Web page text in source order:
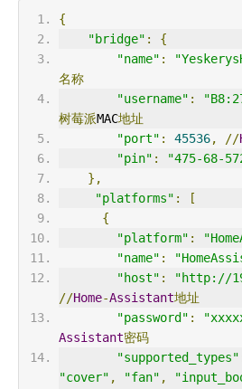
{
"bridge" :
{
"name" :
名称
"username" :
树莓派MAC地址
"port" : 45536, //
"pin" : "475-68-
},
"platforms" :
[
{
"platform" :
"name" :
"host" : "http://
//Home-Assistant地址
"password" :
Assistant密码
"supported_types"
"cover" , "fan" ,